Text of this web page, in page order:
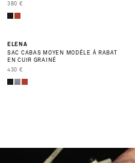
PRIX DE VENTE
380 €
ELENA
SAC CABAS MOYEN MODÈLE À RABAT
EN CUIR GRAINÉ
PRIX DE VENTE
430 €